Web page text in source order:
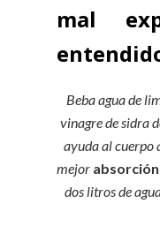
mal
Beba agua de
vinagre de sidra
ayuda al cuerpo
mejor
dos litros de